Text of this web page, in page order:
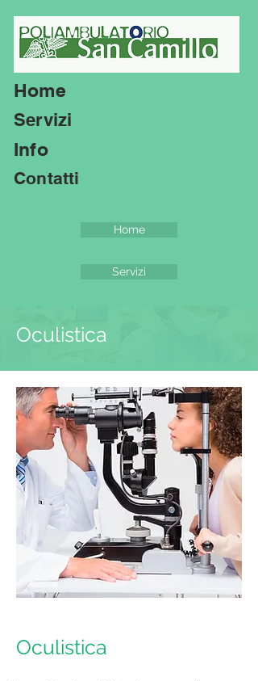
Home
Servizi
Info
Contatti
Home
Servizi
Oculistica
Oculistica